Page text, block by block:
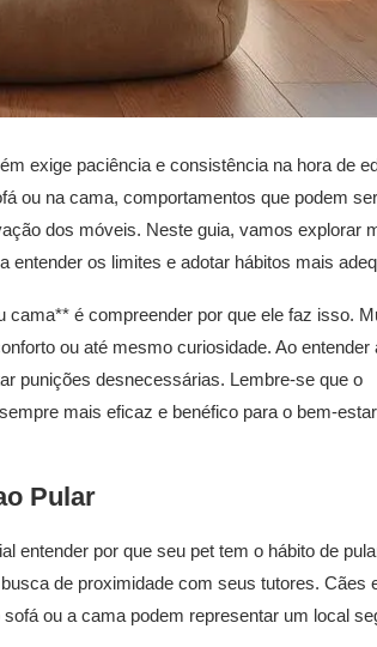
exige paciência e consistência na hora de
ou na cama, comportamentos que podem ser
dos móveis. Neste guia, vamos explorar
os limites e adotar hábitos mais
é compreender por que ele faz isso.
ou até mesmo curiosidade. Ao entender
punições desnecessárias. Lembre-se que o
mais eficaz e benéfico para o bem-
Pular
entender por que seu pet tem o hábito de
de proximidade com seus tutores. Cães
ou a cama podem representar um local